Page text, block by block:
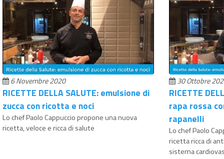
6 Novembre 2020
RICETTE DELLA SALUTE: emulsione di
zucca con ricotta e noci
Lo chef Paolo Cappuccio propone una nuova
ricetta, veloce e ricca di salute
30 Ottobre
RICETTE
rapa rossa
rapanelli
Lo chef Paolo
ricetta ricca di
sistema